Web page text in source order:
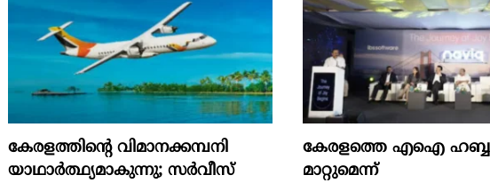
കേരളത്തിന്റെ വിമാനക്കമ്പനി
യാഥാര്‍ത്ഥ്യമാകുന്നു; സര്‍വീസ്
കേരളത്തെ എഐ
മാറ്റുമെന്ന്